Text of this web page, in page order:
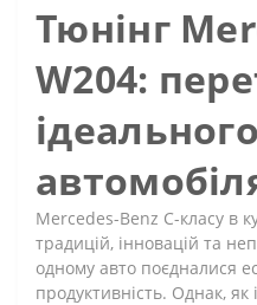
Тюнінг
W204:
ідеального
Mercedes-Benz C-класу в
традицій, інновацій та
одному авто поєдналися
продуктивність. Однак, як